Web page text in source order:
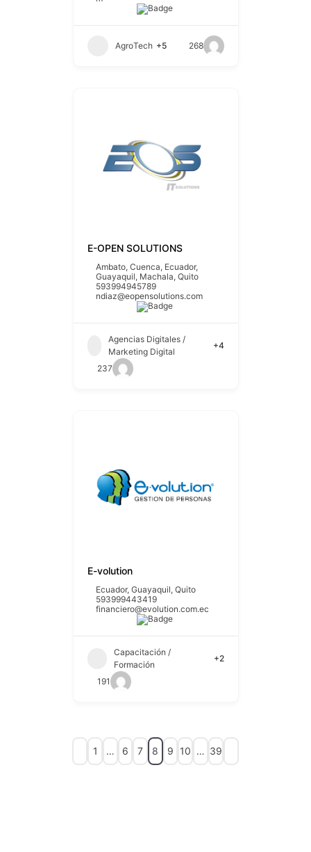
AgroTech +5 268
E-OPEN SOLUTIONS
Ambato, Cuenca, Ecuador,
Guayaquil, Machala, Quito
593994945789
ndiaz@eopensolutions.com
Agencias Digitales /
Marketing Digital
+4
237
E-volution
Ecuador, Guayaquil, Quito
593999443419
financiero@evolution.com.ec
Capacitación /
Formación
+2
191
1 … 6 7 8 9 10 … 39